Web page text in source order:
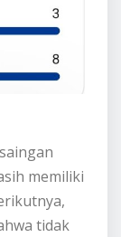
memiliki
tidak